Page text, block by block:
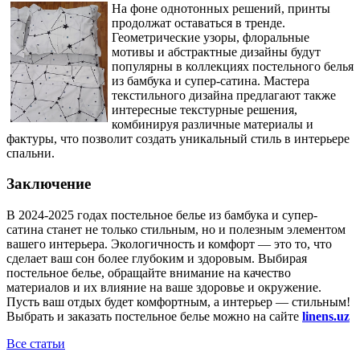
На фоне однотонных решений, принты
продолжат оставаться в тренде.
Геометрические узоры, флоральные
мотивы и абстрактные дизайны будут
популярны в коллекциях постельного белья
из бамбука и супер-сатина. Мастера
текстильного дизайна предлагают также
интересные текстурные решения,
комбинируя различные материалы и
фактуры, что позволит создать уникальный стиль в интерьере
спальни.
Заключение
В 2024-2025 годах постельное белье из бамбука и супер-
сатина станет не только стильным, но и полезным элементом
вашего интерьера. Экологичность и комфорт — это то, что
сделает ваш сон более глубоким и здоровым. Выбирая
постельное белье, обращайте внимание на качество
материалов и их влияние на ваше здоровье и окружение.
Пусть ваш отдых будет комфортным, а интерьер — стильным!
Выбрать и заказать постельное белье можно на сайте linens.uz
Все статьи